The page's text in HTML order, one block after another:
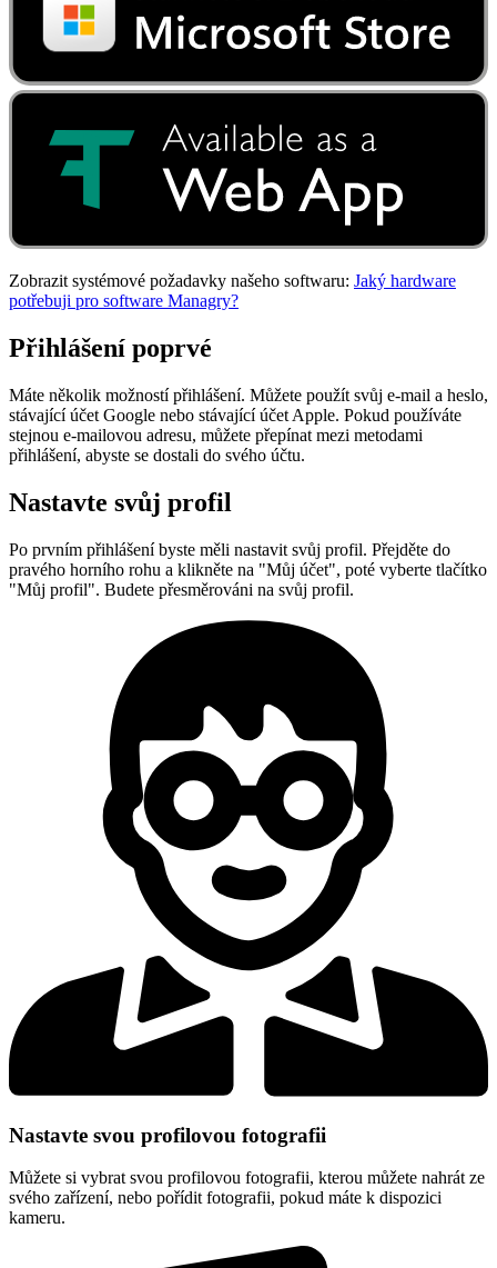
Zobrazit systémové požadavky našeho softwaru: Jaký hardware
potřebuji pro software Managry?
Přihlášení poprvé
Máte několik možností přihlášení. Můžete použít svůj e-mail a heslo,
stávající účet Google nebo stávající účet Apple. Pokud používáte
stejnou e-mailovou adresu, můžete přepínat mezi metodami
přihlášení, abyste se dostali do svého účtu.
Nastavte svůj profil
Po prvním přihlášení byste měli nastavit svůj profil. Přejděte do
pravého horního rohu a klikněte na "Můj účet", poté vyberte tlačítko
"Můj profil". Budete přesměrováni na svůj profil.
Nastavte svou profilovou fotografii
Můžete si vybrat svou profilovou fotografii, kterou můžete nahrát ze
svého zařízení, nebo pořídit fotografii, pokud máte k dispozici
kameru.